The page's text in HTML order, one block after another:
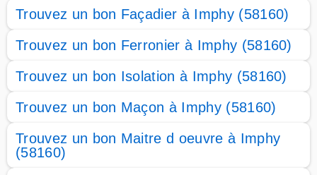
Trouvez un bon Façadier à Imphy (58160)
Trouvez un bon Ferronier à Imphy (58160)
Trouvez un bon Isolation à Imphy (58160)
Trouvez un bon Maçon à Imphy (58160)
Trouvez un bon Maitre d oeuvre à Imphy
(58160)